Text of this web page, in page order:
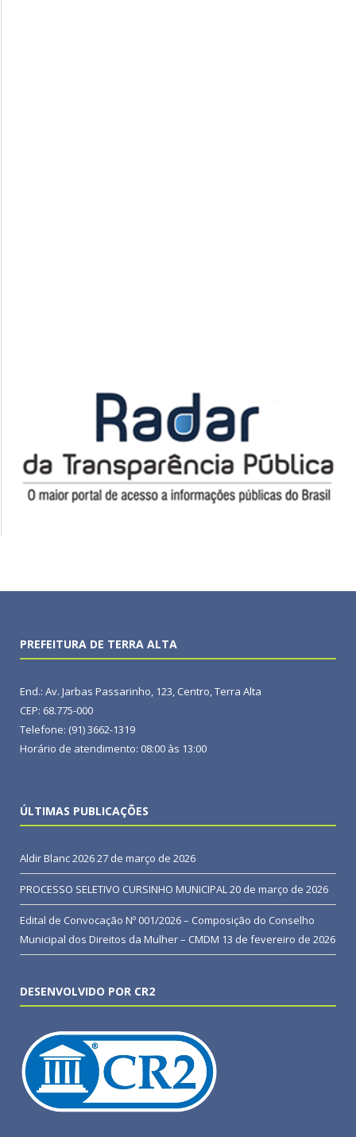
PREFEITURA DE TERRA ALTA
End.: Av. Jarbas Passarinho, 123, Centro, Terra Alta
CEP: 68.775-000
Telefone: (91) 3662-1319
Horário de atendimento: 08:00 às 13:00
ÚLTIMAS PUBLICAÇÕES
Aldir Blanc 202627 de março de 2026
PROCESSO SELETIVO CURSINHO MUNICIPAL20 de março de 2026
Edital de Convocação Nº 001/2026 – Composição do Conselho
Municipal dos Direitos da Mulher – CMDM 13 de fevereiro de 2026
DESENVOLVIDO POR CR2